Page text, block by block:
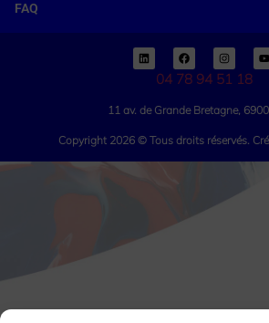
FAQ
04 78 94 51 18
11 av. de Grande Bretagne,
Copyright 2026 © Tous droits réservés.